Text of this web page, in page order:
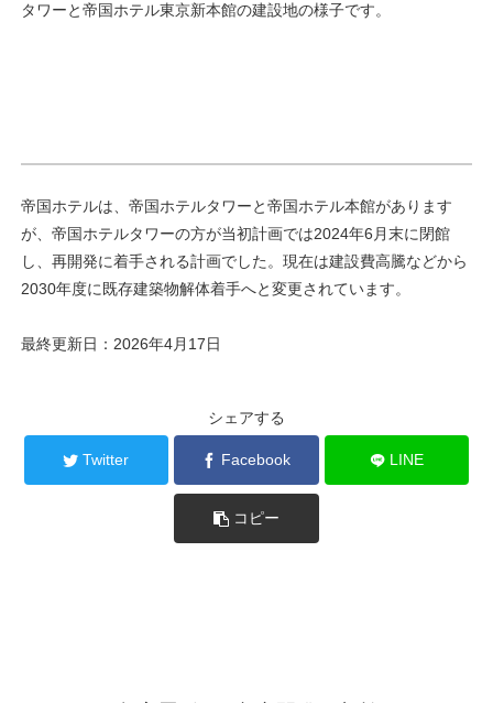
タワーと帝国ホテル東京新本館の建設地の様子です。
帝国ホテルは、帝国ホテルタワーと帝国ホテル本館があります
が、帝国ホテルタワーの方が当初計画では2024年6月末に閉館
し、再開発に着手される計画でした。現在は建設費高騰などから
2030年度に既存建築物解体着手へと変更されています。
最終更新日：2026年4月17日
シェアする
Twitter Facebook LINE
コピー